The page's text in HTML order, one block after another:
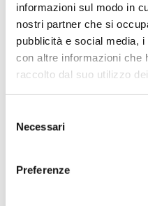
informazioni sul modo in
nostri partner che si
pubblicità e social media,
con altre informazioni che
raccolto dal suo utilizzo
delNecessari
Preferenze